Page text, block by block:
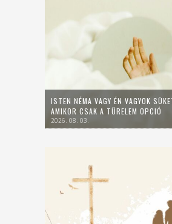
ISTEN NÉMA VAGY ÉN VAGYOK
AMIKOR CSAK A TÜRELEM OPCIÓ
2026. 08. 03.